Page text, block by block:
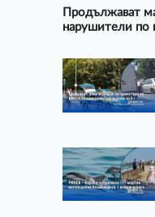
Продължават
нарушители по